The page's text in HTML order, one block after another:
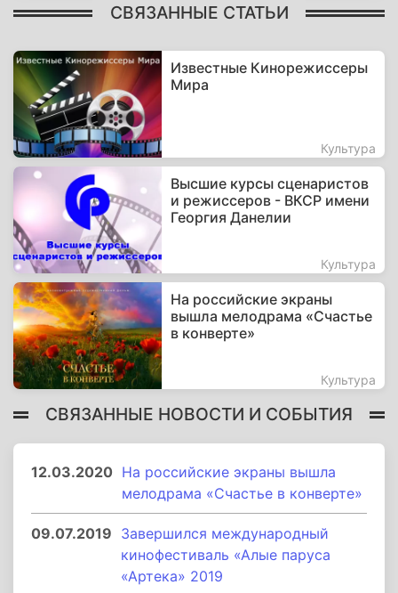
СВЯЗАННЫЕ СТАТЬИ
Известные Кинорежиссеры
Мира
Культура
Высшие курсы сценаристов
и режиссеров - ВКСР имени
Георгия Данелии
Культура
На российские экраны
вышла мелодрама «Счастье
в конверте»
Культура
СВЯЗАННЫЕ НОВОСТИ И СОБЫТИЯ
12.03.2020 На российские экраны вышла
мелодрама «Счастье в конверте»
09.07.2019 Завершился международный
кинофестиваль «Алые паруса
«Артека» 2019